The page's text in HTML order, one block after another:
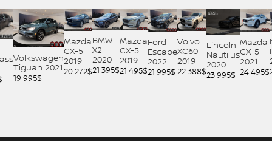
Volkswagen
Tiguan 2021
19 995$
Mazda
CX-5
2019
20 272$
BMW
X2
2020
21 395$
Mazda
CX-5
2019
21 495$
Ford
Escape
2022
21 995$
Volvo
XC60
2019
22 388$
Lincoln
Nautilus
2020
23 995$
Mazda
CX-5
2021
24 495$